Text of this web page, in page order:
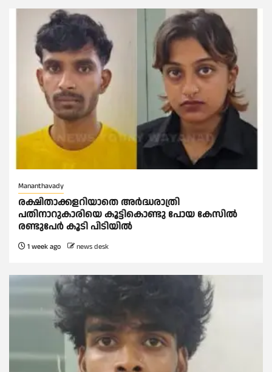
Mananthavady
രക്ഷിതാക്കളറിയാതെ അര്‍ദ്ധരാത്രി
പതിനാറുകാരിയെ കൂട്ടികൊണ്ടു പോയ കേസില്‍
രണ്ടുപേര്‍ കൂടി പിടിയില്‍
1 week ago news desk